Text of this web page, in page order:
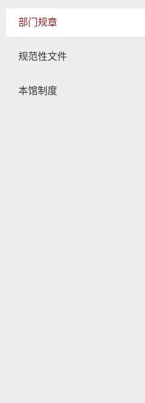
部门规章
规范性文件
本馆制度